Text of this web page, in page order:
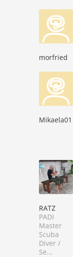
morfried
Mikaela01
RATZ
PADI
Master
Scuba
Diver /
Se...